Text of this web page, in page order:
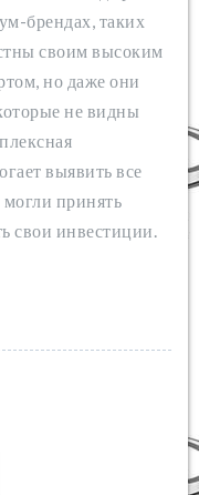
брендах, таких
своим высоким
но даже они
не видны
выявить все
принять
свои инвестиции.